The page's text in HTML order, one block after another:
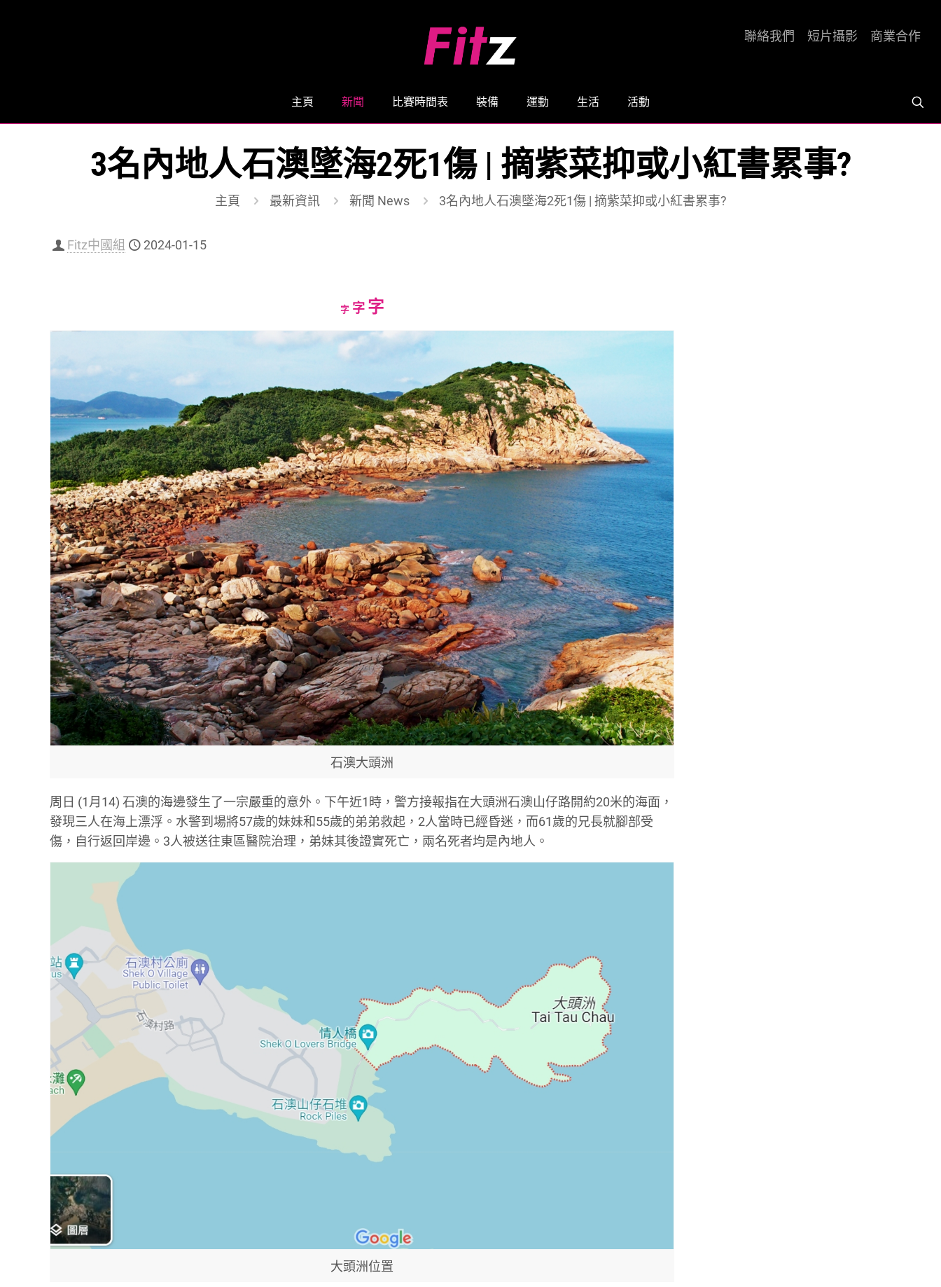
主頁 新聞 比賽時間表 裝備 運動 生活 活動
聯絡我們 短片攝影 商業合作
3名內地人石澳墜海2死1傷 | 摘紫菜抑或小紅書累事?
主頁 最新資訊 新聞 News 3名內地人石澳墜海2死1傷 | 摘紫菜抑或小紅書累事?
Fitz中國組 2024-01-15
字Decrease
size.
字Reset
size.
字Increase
font
size.
石澳大頭洲
周日 (1月14) 石澳的海邊發生了一宗嚴重的意外。下午近1時，警方接報指在大頭洲石澳山仔路開約20米的海面，
發現三人在海上漂浮。水警到場將57歲的妹妹和55歲的弟弟救起，2人當時已經昏迷，而61歲的兄長就腳部受
傷，自行返回岸邊。3人被送往東區醫院治理，弟妹其後證實死亡，兩名死者均是內地人。
大頭洲位置